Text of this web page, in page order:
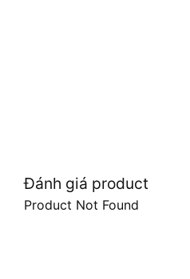
Đánh giá product
Product Not Found